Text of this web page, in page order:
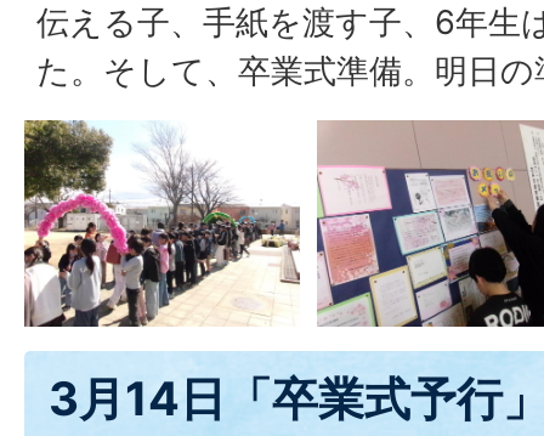
伝える子、手紙を渡す子、6年生
た。そして、卒業式準備。明日
3月14日「卒業式予行